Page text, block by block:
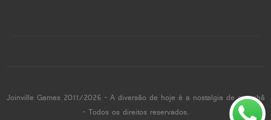
Joinville Games 2011/2026 - A diversão de hoje é a nostalgia de amanhã
- Todos os direitos reservados.